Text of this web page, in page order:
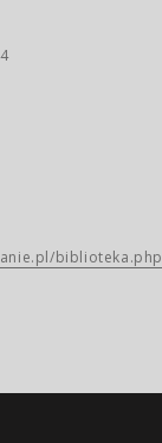
biblioteka.php